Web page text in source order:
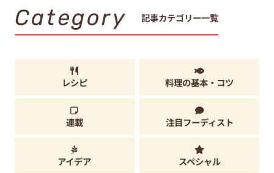
Category 記事カテゴリー一覧
レシピ 料理の基本・コツ
連載 注目フーディスト
アイデア スペシャル